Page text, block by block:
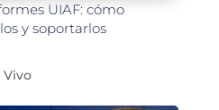
UIAF: cómo
y soportarlos